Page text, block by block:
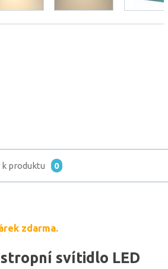
k produktu 0
zdarma.
stropní svítidlo LED